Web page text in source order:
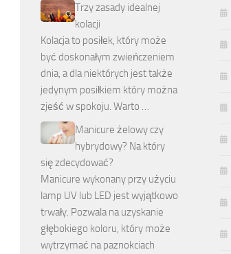
Trzy zasady idealnej
kolacji
Kolacja to posiłek, który może
być doskonałym zwieńczeniem
dnia, a dla niektórych jest także
jedynym posiłkiem który można
zjeść w spokoju. Warto …
Manicure żelowy czy
hybrydowy? Na który
się zdecydować?
Manicure wykonany przy użyciu
lamp UV lub LED jest wyjątkowo
trwały. Pozwala na uzyskanie
głębokiego koloru, który może
wytrzymać na paznokciach